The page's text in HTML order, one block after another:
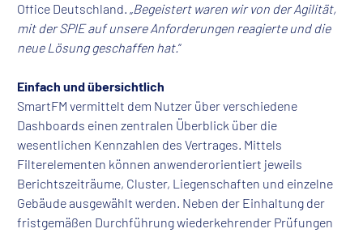
Office Deutschland. „Begeistert waren wir von der Agilität,
mit der SPIE auf unsere Anforderungen reagierte und die
neue Lösung geschaffen hat.“
Einfach und übersichtlich
SmartFM vermittelt dem Nutzer über verschiedene
Dashboards einen zentralen Überblick über die
wesentlichen Kennzahlen des Vertrages. Mittels
Filterelementen können anwenderorientiert jeweils
Berichtszeiträume, Cluster, Liegenschaften und einzelne
Gebäude ausgewählt werden. Neben der Einhaltung der
fristgemäßen Durchführung wiederkehrender Prüfungen